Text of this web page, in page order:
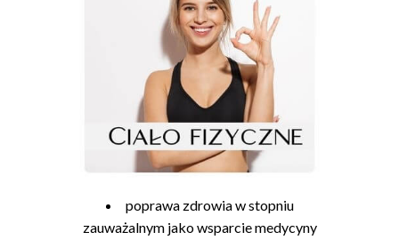
poprawa zdrowia w stopniu
zauważalnym jako wsparcie medycyny